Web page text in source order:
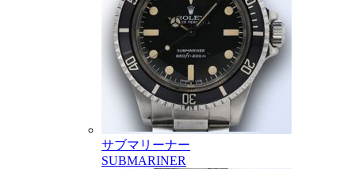
サブマリーナー
SUBMARINER